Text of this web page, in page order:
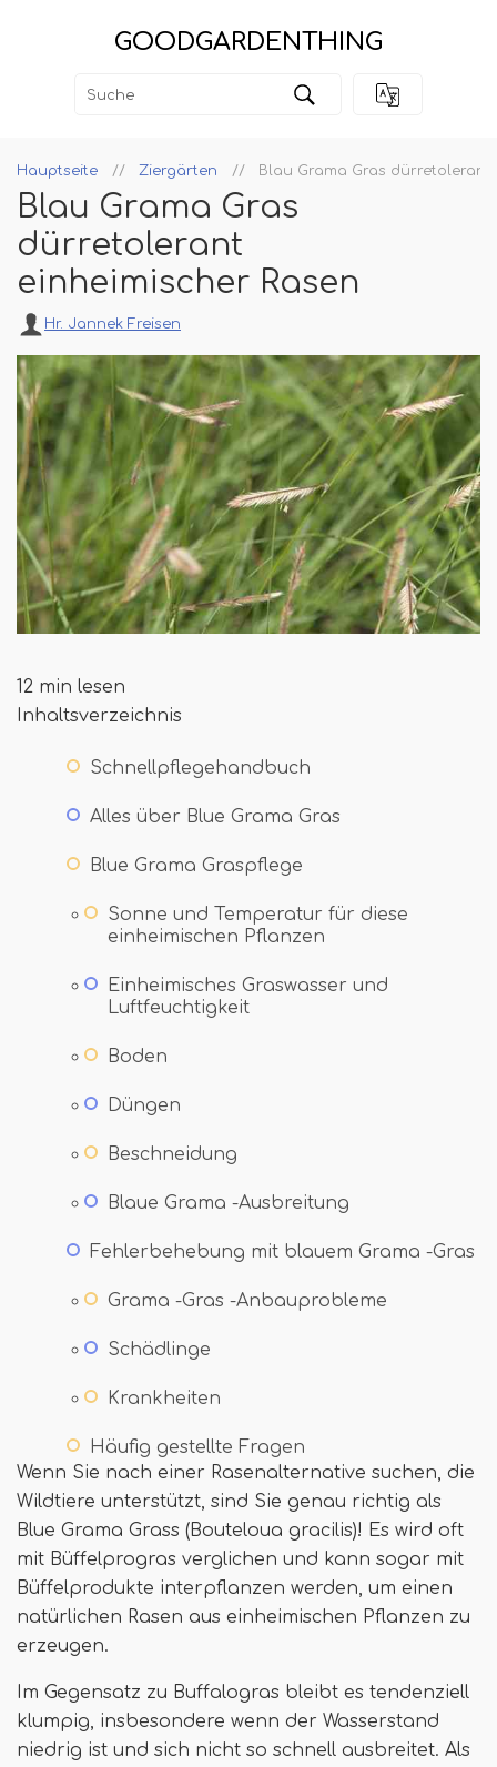
GOODGARDENTHING
Hauptseite Ziergärten Blau Grama Gras dürretolerant
Blau Grama Gras
dürretolerant
einheimischer Rasen
Hr. Jannek Freisen
12 min lesen
Inhaltsverzeichnis
Schnellpflegehandbuch
Alles über Blue Grama Gras
Blue Grama Graspflege
Sonne und Temperatur für diese
einheimischen Pflanzen
Einheimisches Graswasser und
Luftfeuchtigkeit
Boden
Düngen
Beschneidung
Blaue Grama -Ausbreitung
Fehlerbehebung mit blauem Grama -Gras
Grama -Gras -Anbauprobleme
Schädlinge
Krankheiten
Häufig gestellte Fragen
Wenn Sie nach einer Rasenalternative suchen, die
Wildtiere unterstützt, sind Sie genau richtig als
Blue Grama Grass (Bouteloua gracilis)! Es wird oft
mit Büffelprogras verglichen und kann sogar mit
Büffelprodukte interpflanzen werden, um einen
natürlichen Rasen aus einheimischen Pflanzen zu
erzeugen.
Im Gegensatz zu Buffalogras bleibt es tendenziell
klumpig, insbesondere wenn der Wasserstand
niedrig ist und sich nicht so schnell ausbreitet. Als